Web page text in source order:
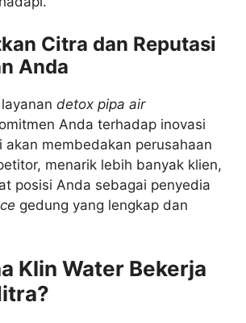
Citra dan Reputasi
Anda
detox pipa air
Anda terhadap inovasi
akan membedakan perusahaan
menarik lebih banyak klien,
posisi Anda sebagai penyedia
gedung yang lengkap dan
Klin Water Bekerja